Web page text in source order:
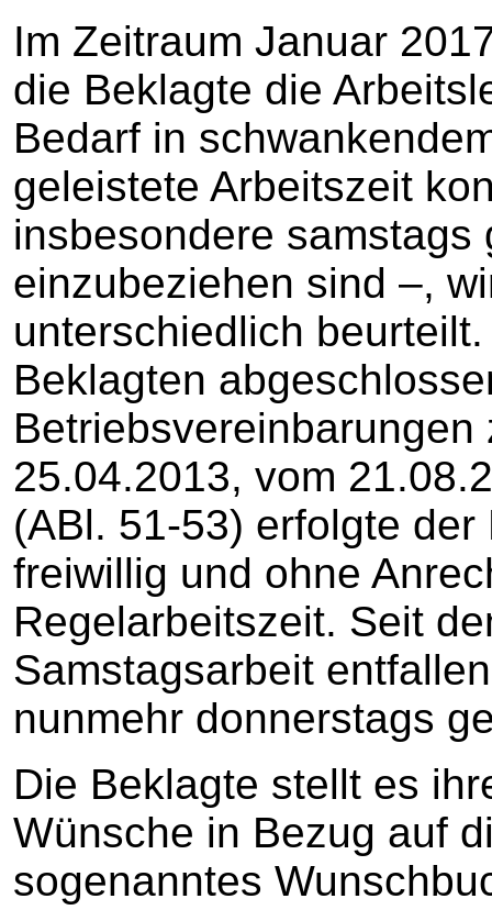
Im Zeitraum Januar
die Beklagte die
Bedarf in
geleistete Arbeitszeit
insbesondere samstags
einzubeziehen sind –,
unterschiedlich
Beklagten
25.04.2013, vom
(ABl. 51-53) erfolgte
freiwillig und ohne
Regelarbeitszeit. Seit
Samstagsarbeit
nunmehr donnerstags
Die Beklagte stellt es
Wünsche in Bezug auf
sogenanntes